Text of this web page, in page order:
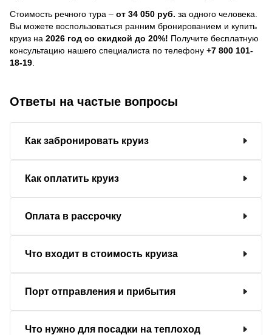
Стоимость речного тура – от 34 050 руб. за одного человека.
Вы можете воспользоваться ранним бронированием и купить
круиз на 2026 год со скидкой до 20%! Получите бесплатную
консультацию нашего специалиста по телефону +7 800 101-
18-19
Ответы на частые вопросы
Как забронировать круиз
Как оплатить круиз
Оплата в рассрочку
Что входит в стоимость круиза
Порт отправления и прибытия
Что нужно для посадки на теплоход